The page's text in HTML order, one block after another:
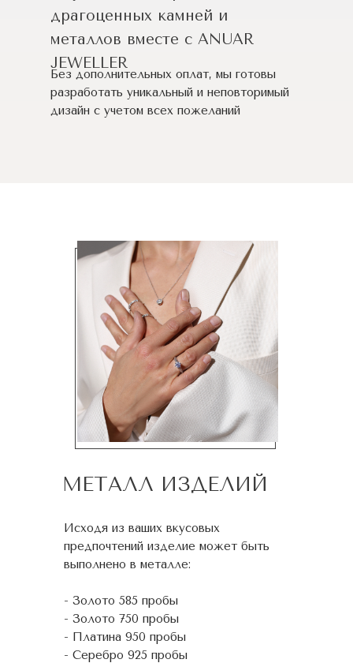
драгоценных камней и
металлов вместе с ANUAR
JEWELLER
Без дополнительных оплат, мы готовы
разработать уникальный и неповторимый
дизайн c учетом всех пожеланий
МЕТАЛЛ ИЗДЕЛИЙ
Исходя из ваших вкусовых
предпочтений изделие может быть
выполнено в металле:
- Золото 585 пробы
- Золото 750 пробы
- Платина 950 пробы
- Серебро 925 пробы